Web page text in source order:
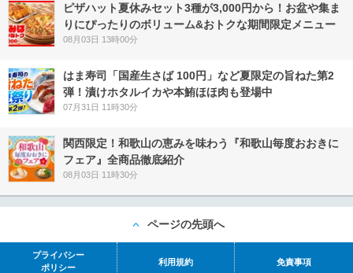
ピザハット夏休みセット3種が3,000円から！お盆や集ま
りにぴったりのボリューム&おトクな期間限定メニュー
08月03日 13時00分
はま寿司「国産生さば 100円」など夏限定の旨ねた第2
弾！漬けホタルイカや本鮪ほほ肉も登場中
07月31日 11時30分
関西限定！和歌山の恵みを味わう『和歌山毎度おおきに
フェア』全商品徹底紹介
08月03日 11時30分
ページの先頭へ
プライバシー
ポリシー
利用規約 免責事項